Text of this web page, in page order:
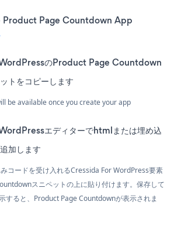
Product Page Countdown App
のProduct Page Countdown
トをコピーします
be available once you create your app
エディターでhtmlまたは埋め込
加します
コードを受け入れるCressida For WordPress要素
スニペットの上に貼り付けます。保存して
すると、Product Page Countdownが表示されま